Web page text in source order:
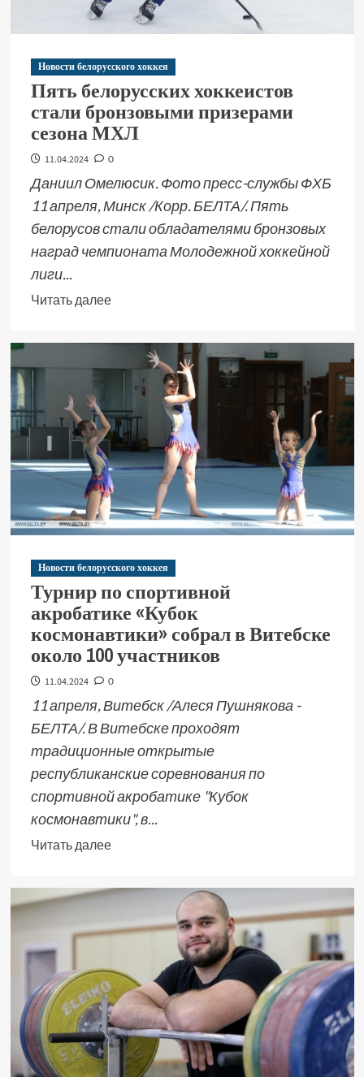
Новости белорусского хоккея
Пять белорусских хоккеистов
стали бронзовыми призерами
сезона МХЛ
11.04.2024 0
Даниил Омелюсик. Фото пресс-службы ФХБ
11 апреля, Минск /Корр. БЕЛТА/. Пять
белорусов стали обладателями бронзовых
наград чемпионата Молодежной хоккейной
лиги...
Читать далее
Новости белорусского хоккея
Турнир по спортивной
акробатике «Кубок
космонавтики» собрал в Витебске
около 100 участников
11.04.2024 0
11 апреля, Витебск /Алеся Пушнякова -
БЕЛТА/. В Витебске проходят
традиционные открытые
республиканские соревнования по
спортивной акробатике "Кубок
космонавтики", в...
Читать далее